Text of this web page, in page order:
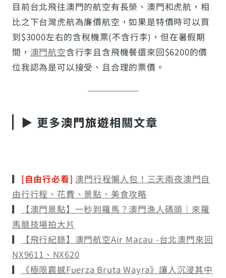
目前台北飛往澳門的航空有長榮、澳門和虎航，相
比之下台灣虎航為廉價航空，如果是特價時可以買
到$3000左右的含稅機票(不含行李)，但在暑假期
間， 澳門航空含行李且含飛機餐還來回$6200的價
位我認為是可以接受、且合理的票價。
▶ 更多澳門旅遊相關文章
▎ [自由行必看] 澳門行程懶人包！三天兩夜澳門自
由行行程、花費、景點、美食攻略
▎
【澳門景點】一秒到羅馬？澳門漁人碼頭｜來羅
馬競技場拍大片
▎
【飛行紀錄】澳門航空Air Macau -台北澳門來回
NX9611、NX620
▎
《極限震撼Fuerza Bruta Wayra》讓人沉浸其中